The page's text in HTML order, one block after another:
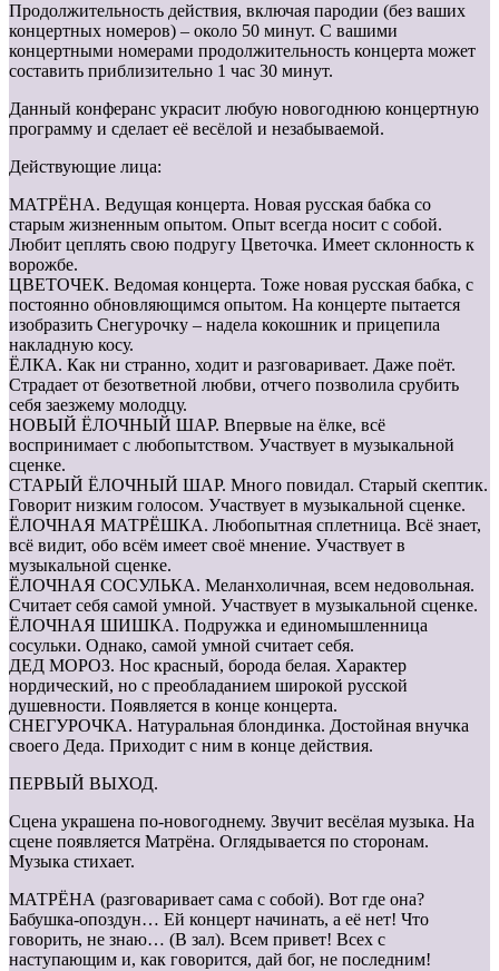
Продолжительность действия, включая пародии (без ваших
концертных номеров) – около 50 минут. С вашими
концертными номерами продолжительность концерта может
составить приблизительно 1 час 30 минут.
Данный конферанс украсит любую новогоднюю концертную
программу и сделает её весёлой и незабываемой.
Действующие лица:
МАТРЁНА. Ведущая концерта. Новая русская бабка со
старым жизненным опытом. Опыт всегда носит с собой.
Любит цеплять свою подругу Цветочка. Имеет склонность к
ворожбе.
ЦВЕТОЧЕК. Ведомая концерта. Тоже новая русская бабка, с
постоянно обновляющимся опытом. На концерте пытается
изобразить Снегурочку – надела кокошник и прицепила
накладную косу.
ЁЛКА. Как ни странно, ходит и разговаривает. Даже поёт.
Страдает от безответной любви, отчего позволила срубить
себя заезжему молодцу.
НОВЫЙ ЁЛОЧНЫЙ ШАР. Впервые на ёлке, всё
воспринимает с любопытством. Участвует в музыкальной
сценке.
СТАРЫЙ ЁЛОЧНЫЙ ШАР. Много повидал. Старый скептик.
Говорит низким голосом. Участвует в музыкальной сценке.
ЁЛОЧНАЯ МАТРЁШКА. Любопытная сплетница. Всё знает,
всё видит, обо всём имеет своё мнение. Участвует в
музыкальной сценке.
ЁЛОЧНАЯ СОСУЛЬКА. Меланхоличная, всем недовольная.
Считает себя самой умной. Участвует в музыкальной сценке.
ЁЛОЧНАЯ ШИШКА. Подружка и единомышленница
сосульки. Однако, самой умной считает себя.
ДЕД МОРОЗ. Нос красный, борода белая. Характер
нордический, но с преобладанием широкой русской
душевности. Появляется в конце концерта.
СНЕГУРОЧКА. Натуральная блондинка. Достойная внучка
своего Деда. Приходит с ним в конце действия.
ПЕРВЫЙ ВЫХОД.
Сцена украшена по-новогоднему. Звучит весёлая музыка. На
сцене появляется Матрёна. Оглядывается по сторонам.
Музыка стихает.
МАТРЁНА (разговаривает сама с собой). Вот где она?
Бабушка-опоздун… Ей концерт начинать, а её нет! Что
говорить, не знаю… (В зал). Всем привет! Всех с
наступающим и, как говорится, дай бог, не последним!